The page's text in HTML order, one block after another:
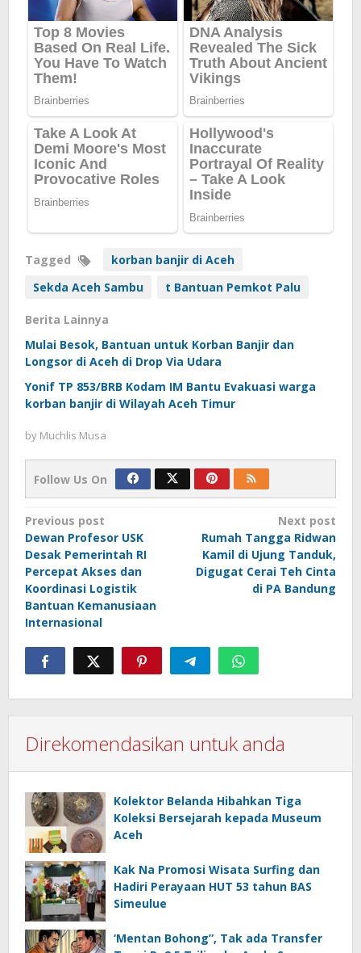
Tagged
korban banjir di Aceh
Sekda Aceh Sambu
t Bantuan Pemkot Palu
Berita Lainnya
Mulai Besok, Bantuan untuk Korban Banjir dan
Longsor di Aceh di Drop Via Udara
Yonif TP 853/BRB Kodam IM Bantu Evakuasi warga
korban banjir di Wilayah Aceh Timur
by Muchlis Musa
Follow Us On
Post
navigation
Previous post
Dewan Profesor USK
Desak Pemerintah RI
Percepat Akses dan
Koordinasi Logistik
Bantuan Kemanusiaan
Internasional
Next post
Rumah Tangga Ridwan
Kamil di Ujung Tanduk,
Digugat Cerai Teh Cinta
di PA Bandung
Direkomendasikan untuk anda
Kolektor Belanda Hibahkan Tiga
Koleksi Bersejarah kepada Museum
Aceh
Kak Na Promosi Wisata Surfing dan
Hadiri Perayaan HUT 53 tahun BAS
Simeulue
‘Mentan Bohong”, Tak ada Transfer